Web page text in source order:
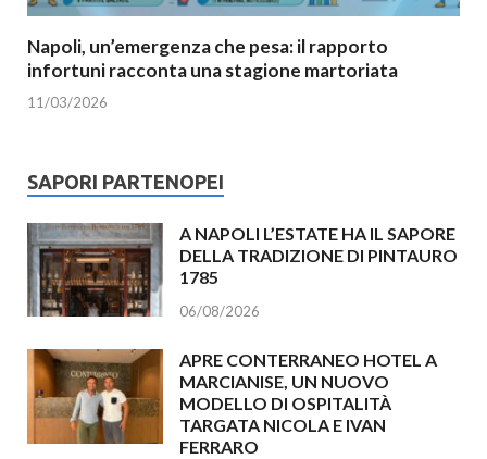
Napoli, un’emergenza che pesa: il rapporto
infortuni racconta una stagione martoriata
11/03/2026
SAPORI PARTENOPEI
A NAPOLI L’ESTATE HA IL SAPORE
DELLA TRADIZIONE DI PINTAURO
1785
06/08/2026
APRE CONTERRANEO HOTEL A
MARCIANISE, UN NUOVO
MODELLO DI OSPITALITÀ
TARGATA NICOLA E IVAN
FERRARO